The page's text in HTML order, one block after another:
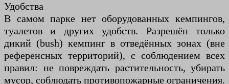
Удобства
В самом парке нет оборудованных кемпингов,
туалетов и других удобств. Разрешён только
дикий (bush) кемпинг в отведённых зонах (вне
референсных территорий), с соблюдением всех
правил: не повреждать растительность, убирать
мусор, соблюдать противопожарные ограничения.